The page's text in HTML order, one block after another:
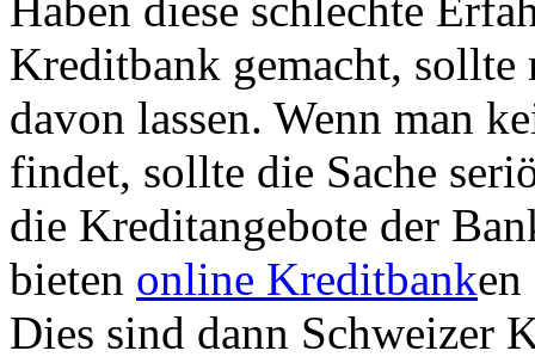
Kreditbank gemacht,
davon lassen. Wenn man
findet, sollte die Sache
die Kreditangebote der
bieten online Kreditbank
Dies sind dann Schweizer